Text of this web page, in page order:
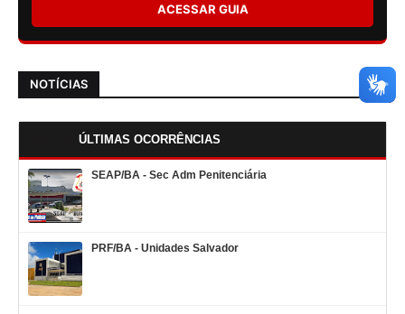
ACESSAR GUIA
NOTÍCIAS
ÚLTIMAS OCORRÊNCIAS
SEAP/BA - Sec Adm Penitenciária
PRF/BA - Unidades Salvador